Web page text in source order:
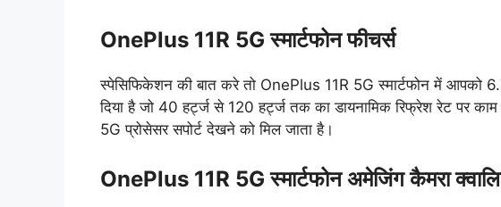
OnePlus 11R 5G स्मार्टफोन फीचर्स
स्पेसिफिकेशन की बात करे तो OnePlus 11R 5G स्मार्टफोन में आपको
दिया है जो 40 हर्ट्ज से 120 हर्ट्ज तक का डायनामिक रिफ्रेश रेट पर
5G प्रोसेसर सपोर्ट देखने को मिल जाता है।
OnePlus 11R 5G स्मार्टफोन अमेजिंग कैमरा